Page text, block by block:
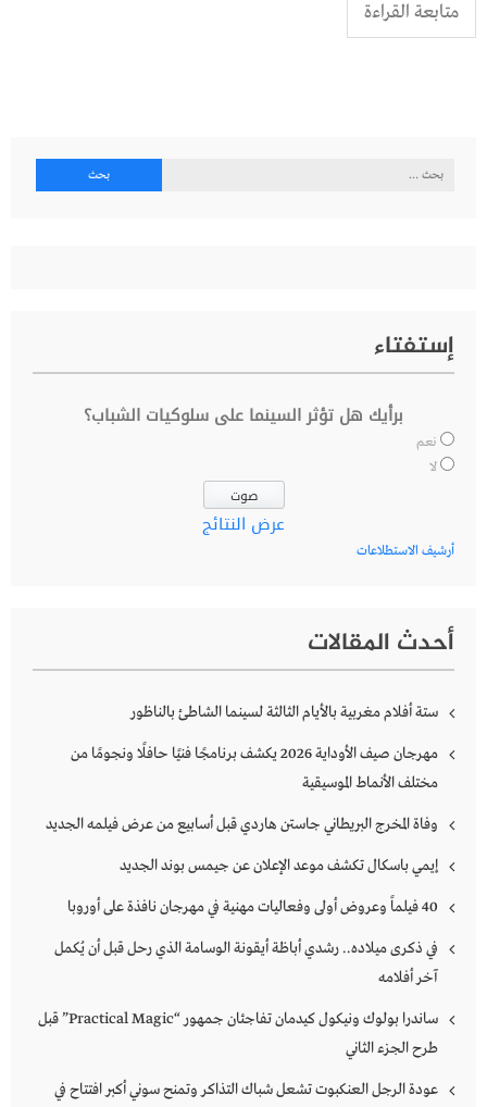
متابعة القراءة
البحث
إستفتاء
برأيك هل تؤثر السينما على سلوكيات الشباب؟
نعم
لا
عرض النتائج
أرشيف الاستطلاعات
أحدث المقالات
ستة أفلام مغربية بالأيام الثالثة لسينما الشاطئ بالناظور
مهرجان صيف الأوداية 2026 يكشف برنامجًا فنيًا حافلًا ونجومًا من
مختلف الأنماط الموسيقية
وفاة المخرج البريطاني جاستن هاردي قبل أسابيع من عرض فيلمه الجديد
إيمي باسكال تكشف موعد الإعلان عن جيمس بوند الجديد
40 فيلماً وعروض أولى وفعاليات مهنية في مهرجان نافذة على أوروبا
في ذكرى ميلاده.. رشدي أباظة أيقونة الوسامة الذي رحل قبل أن يُكمل
آخر أفلامه
ساندرا بولوك ونيكول كيدمان تفاجئان جمهور “Practical Magic” قبل
طرح الجزء الثاني
عودة الرجل العنكبوت تشعل شباك التذاكر وتمنح سوني أكبر افتتاح في